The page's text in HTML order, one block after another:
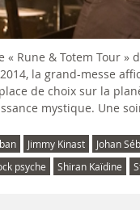
« Rune & Totem Tour »
la grand-messe
de choix sur la
mystique. Une
Jimmy Kinast
Johan
psyche Shiran Kaïdine